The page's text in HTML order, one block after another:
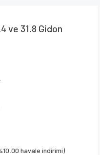
ve 31.8 Gidon
havale indirimi)